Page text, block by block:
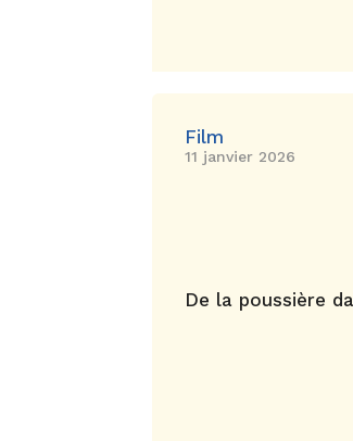
Film
11 janvier 2026
De la poussière